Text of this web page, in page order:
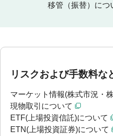
移管（振替）につ
リスクおよび手数料な
マーケット情報(株式市況・
現物取引について
ETF(上場投資信託)について
ETN(上場投資証券)について